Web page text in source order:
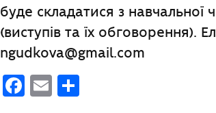
буде складатися з навчальної
(виступів та їх обговорення).
ngudkova@gmail.com
Facebook
EmailПоділитися